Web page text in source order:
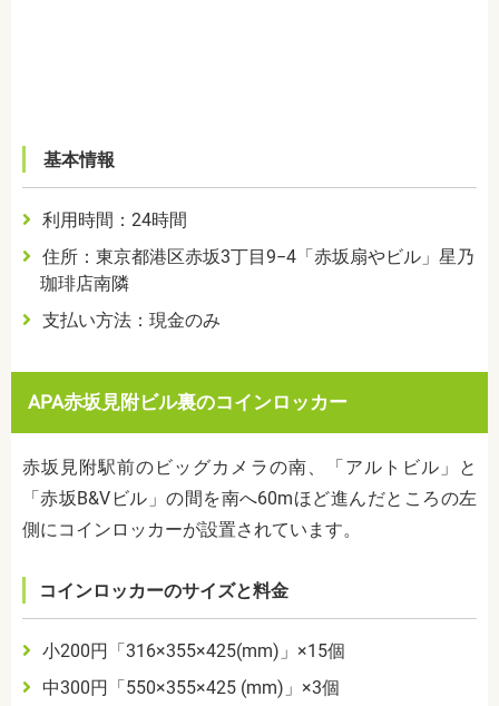
基本情報
利用時間： 24時間
住所：東京都港区赤坂3丁目9−4「赤坂扇やビル」星乃
珈琲店南隣
支払い方法：現金のみ
APA赤坂見附ビル裏のコインロッカー
赤坂見附駅前のビッグカメラの南、「アルトビル」と
「赤坂B&V ビル」の間を南へ60mほど進んだところの左
側にコインロッカーが設置されています。
コインロッカーのサイズと料金
小200円「 316×355×425(mm) 」×15個
中300円「 550×355×425 (mm) 」×3個